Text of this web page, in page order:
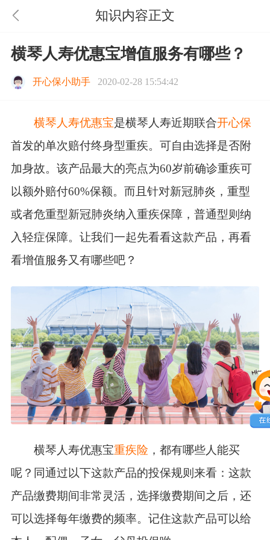
知识内容正文
横琴人寿优惠宝增值服务有哪些？
开心保小助手 2020-02-28 15:54:42
横琴人寿优惠宝是横琴人寿近期联合开心保
首发的单次赔付终身型重疾。可自由选择是否附
加身故。该产品最大的亮点为60岁前确诊重疾可
以额外赔付60%保额。而且针对新冠肺炎，重型
或者危重型新冠肺炎纳入重疾保障，普通型则纳
入轻症保障。让我们一起先看看这款产品，再看
看增值服务又有哪些吧？
横琴人寿优惠宝重疾险 ，都有哪些人能买
呢？同通过以下这款产品的投保规则来看：这款
产品缴费期间非常灵活，选择缴费期间之后，还
可以选择每年缴费的频率。记住这款产品可以给